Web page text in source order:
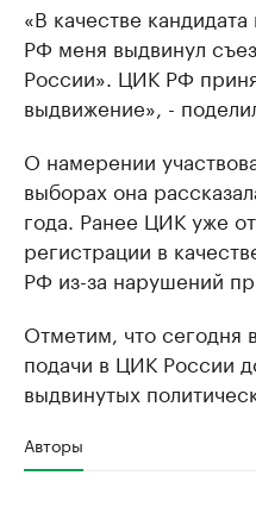
«В качестве
РФ меня выдвинул
России». ЦИК РФ
выдвижение», -
О намерении
выборах она
года. Ранее ЦИК уже
регистрации в
РФ из-за нарушений
Отметим, что сегодня
подачи в ЦИК России
выдвинутых
Авторы